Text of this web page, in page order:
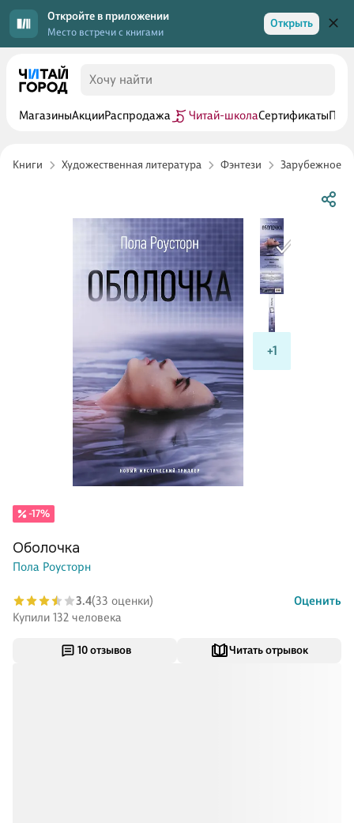
Откройте в приложении
Место встречи с книгами
Открыть
МагазиныАкцииРаспродажа Читай-школаСертификаты
Книги Художественная литература Фэнтези Зарубежное
+1
10 отзывов Читать отрывок
-17%
Оболочка
Пола Роусторн
3.4(33 оценки)
Оценить
Купили 132 человека